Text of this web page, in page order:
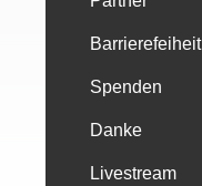
Barrierefeiheit
Spenden
Danke
Livestream